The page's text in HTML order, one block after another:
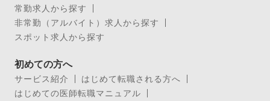
常勤求人から探す
非常勤（アルバイト）求人から探す
スポット求人から探す
初めての方へ
サービス紹介
はじめて転職される方へ
はじめての医師転職マニュアル